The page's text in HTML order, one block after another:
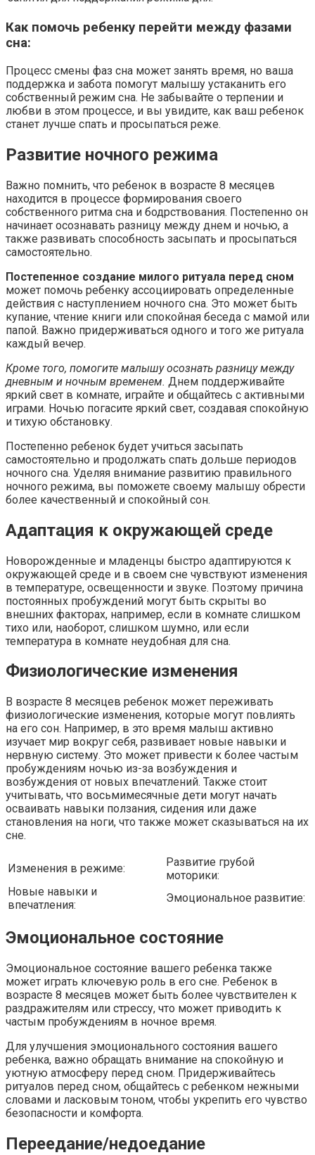
Как помочь ребенку перейти между фазами
сна:
Процесс смены фаз сна может занять время, но ваша
поддержка и забота помогут малышу устаканить его
собственный режим сна. Не забывайте о терпении и
любви в этом процессе, и вы увидите, как ваш ребенок
станет лучше спать и просыпаться реже.
Развитие ночного режима
Важно помнить, что ребенок в возрасте 8 месяцев
находится в процессе формирования своего
собственного ритма сна и бодрствования. Постепенно он
начинает осознавать разницу между днем и ночью, а
также развивать способность засыпать и просыпаться
самостоятельно.
Постепенное создание милого ритуала перед сном
может помочь ребенку ассоциировать определенные
действия с наступлением ночного сна. Это может быть
купание, чтение книги или спокойная беседа с мамой или
папой. Важно придерживаться одного и того же ритуала
каждый вечер.
Кроме того, помогите малышу осознать разницу между
дневным и ночным временем. Днем поддерживайте
яркий свет в комнате, играйте и общайтесь с активными
играми. Ночью погасите яркий свет, создавая спокойную
и тихую обстановку.
Постепенно ребенок будет учиться засыпать
самостоятельно и продолжать спать дольше периодов
ночного сна. Уделяя внимание развитию правильного
ночного режима, вы поможете своему малышу обрести
более качественный и спокойный сон.
Адаптация к окружающей среде
Новорожденные и младенцы быстро адаптируются к
окружающей среде и в своем сне чувствуют изменения
в температуре, освещенности и звуке. Поэтому причина
постоянных пробуждений могут быть скрыты во
внешних факторах, например, если в комнате слишком
тихо или, наоборот, слишком шумно, или если
температура в комнате неудобная для сна.
Физиологические изменения
В возрасте 8 месяцев ребенок может переживать
физиологические изменения, которые могут повлиять
на его сон. Например, в это время малыш активно
изучает мир вокруг себя, развивает новые навыки и
нервную систему. Это может привести к более частым
пробуждениям ночью из-за возбуждения и
возбуждения от новых впечатлений. Также стоит
учитывать, что восьмимесячные дети могут начать
осваивать навыки ползания, сидения или даже
становления на ноги, что также может сказываться на их
сне.
Изменения в режиме:
Развитие грубой
моторики:
Новые навыки и
впечатления:
Эмоциональное развитие:
Эмоциональное состояние
Эмоциональное состояние вашего ребенка также
может играть ключевую роль в его сне. Ребенок в
возрасте 8 месяцев может быть более чувствителен к
раздражителям или стрессу, что может приводить к
частым пробуждениям в ночное время.
Для улучшения эмоционального состояния вашего
ребенка, важно обращать внимание на спокойную и
уютную атмосферу перед сном. Придерживайтесь
ритуалов перед сном, общайтесь с ребенком нежными
словами и ласковым тоном, чтобы укрепить его чувство
безопасности и комфорта.
Переедание/недоедание